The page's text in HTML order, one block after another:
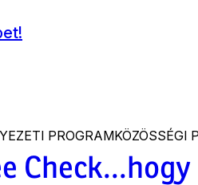
PROGRAMKÖZÖSSÉGI